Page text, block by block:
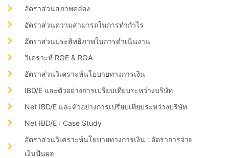
อัตราส่วนสภาพคล่อง
อัตราส่วนความสามารถในการทำกำไร
อัตราส่วนประสิทธิภาพในการดำเนินงาน
วิเคราะห์ ROE & ROA
อัตราส่วนวิเคราะห์นโยบายทางการเงิน
IBD/E และตัวอย่างการเปรียบเทียบระหว่างบริษัท
Net IBD/E และตัวอย่างการเปรียบเทียบระหว่างบริษัท
Net IBD/E : Case Study
อัตราส่วนวิเคราะห์นโยบายทางการเงิน : อัตราการจ่าย
เงินปันผล